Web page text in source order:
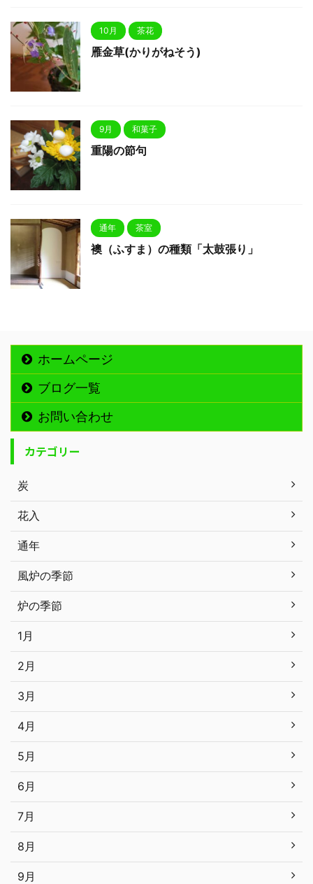
10月 茶花
雁金草(かりがねそう)
9月 和菓子
重陽の節句
通年 茶室
襖（ふすま）の種類「太鼓張り」
ホームページ
ブログ一覧
お問い合わせ
カテゴリー
炭
花入
通年
風炉の季節
炉の季節
1月
2月
3月
4月
5月
6月
7月
8月
9月